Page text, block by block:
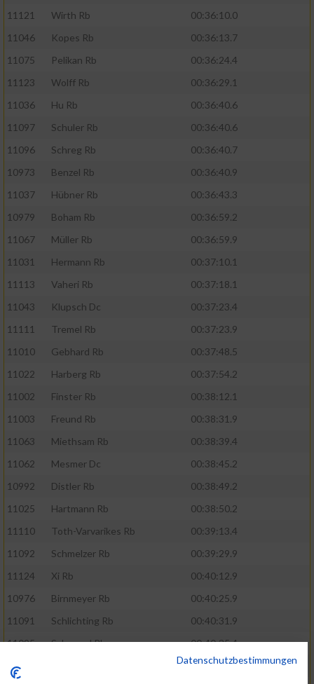
11121
Wirth Rb
00:36:10.0
11046
Kopes Rb
00:36:13.7
11075
Pelikan Rb
00:36:24.4
11123
Wolff Rb
00:36:29.1
11036
Hu Rb
00:36:40.6
11097
Schuler Rb
00:36:40.6
11096
Schreg Rb
00:36:40.7
10973
Benzel Rb
00:36:40.9
11037
Hübner Rb
00:36:43.3
10979
Boham Rb
00:36:59.2
11067
Müller Rb
00:36:59.9
11031
Hermann Rb
00:37:10.1
11113
Vaheri Rb
00:37:18.1
11043
Klupsch Dc
00:37:23.4
11111
Tremel Rb
00:37:23.9
11010
Gebhard Rb
00:37:48.5
11022
Harberg Rb
00:37:54.2
11002
Finster Rb
00:38:12.1
11003
Freund Rb
00:38:31.9
11063
Miethsam Rb
00:38:39.4
11062
Mesmer Dc
00:38:45.2
10992
Distler Rb
00:38:49.2
11025
Hartmann Rb
00:38:50.2
11110
Toth-Varvarikes Rb
00:39:13.4
11092
Schmelzer Rb
00:39:29.9
11124
Xi Rb
00:40:12.9
10976
Birnmeyer Rb
00:40:25.9
11091
Schlichting Rb
00:40:31.9
11095
Schoppel Rb
00:40:35.4
11107
00:41:03.7
Datenschutzbestimmungen